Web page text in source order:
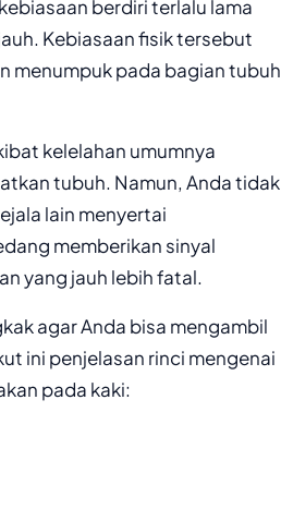
berdiri terlalu lama
Kebiasaan fisik tersebut
menumpuk pada bagian tubuh
kelelahan umumnya
tubuh. Namun, Anda tidak
lain menyertai
memberikan sinyal
yang jauh lebih fatal.
agar Anda bisa mengambil
ini penjelasan rinci mengenai
pada kaki: